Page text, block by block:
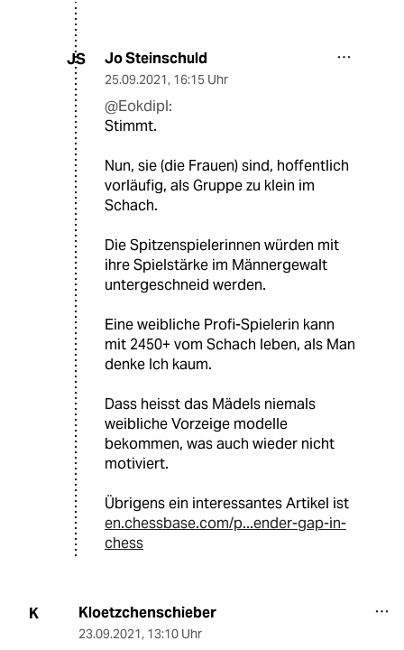
JS Jo Steinschuld
25.09.2021, 16:15 Uhr
@Eokdipl:
Stimmt.
Nun, sie (die Frauen) sind, hoffentlich
vorläufig, als Gruppe zu klein im
Schach.
Die Spitzenspielerinnen würden mit
ihre Spielstärke im Männergewalt
untergeschneid werden.
Eine weibliche Profi-Spielerin kann
mit 2450+ vom Schach leben, als Man
denke Ich kaum.
Dass heisst das Mädels niemals
weibliche Vorzeige modelle
bekommen, was auch wieder nicht
motiviert.
Übrigens ein interessantes Artikel ist
en.chessbase.com/p...ender-gap-in-
chess
K Kloetzchenschieber
23.09.2021, 13:10 Uhr